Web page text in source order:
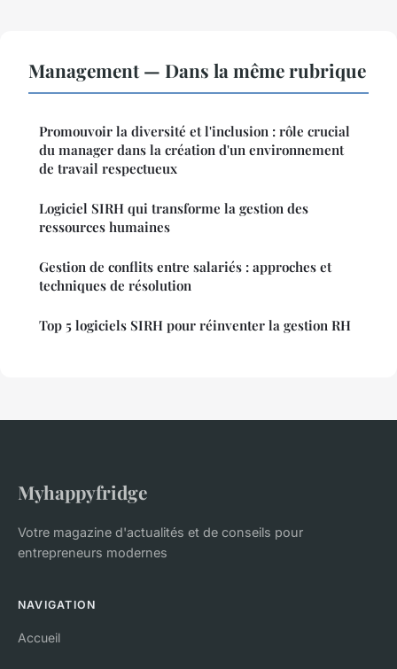
Management — Dans la même rubrique
Promouvoir la diversité et l'inclusion : rôle crucial
du manager dans la création d'un environnement
de travail respectueux
Logiciel SIRH qui transforme la gestion des
ressources humaines
Gestion de conflits entre salariés : approches et
techniques de résolution
Top 5 logiciels SIRH pour réinventer la gestion RH
Myhappyfridge
Votre magazine d'actualités et de conseils pour
entrepreneurs modernes
NAVIGATION
Accueil